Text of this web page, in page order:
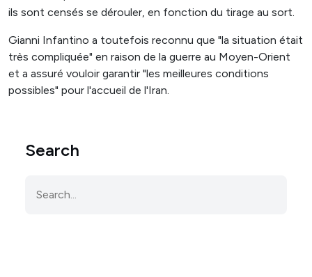
ils sont censés se dérouler, en fonction du tirage au sort.
Gianni Infantino a toutefois reconnu que "la situation était
très compliquée" en raison de la guerre au Moyen-Orient
et a assuré vouloir garantir "les meilleures conditions
possibles" pour l'accueil de l'Iran.
Search